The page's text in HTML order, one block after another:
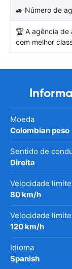
🚙 Número de
🏆 A agência de
com melhor
Moeda
Colombian peso
Sentido de
Direita
Velocidade
80 km/h
Velocidade
120 km/h
Idioma
Spanish